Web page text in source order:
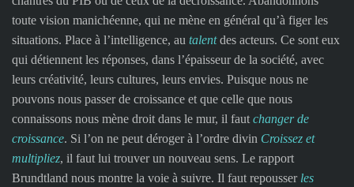
toute vision manichéenne, qui ne mène en général qu’à figer les
situations. Place à l’intelligence, au talentdes acteurs. Ce sont eux
qui détiennent les réponses, dans l’épaisseur de la société, avec
leurs créativité, leurs cultures, leurs envies. Puisque nous ne
pouvons nous passer de croissance et que celle que nous
connaissons nous mène droit dans le mur, il faut changer de
croissance. Si l’on ne peut déroger à l’ordre divin Croissez et
multipliez, il faut lui trouver un nouveau sens. Le rapport
Brundtland nous montre la voie à suivre. Il faut repousser les